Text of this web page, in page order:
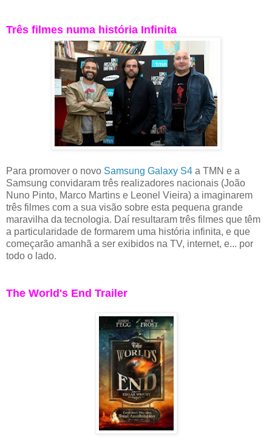
Três filmes numa história Infinita
Para promover o novo Samsung Galaxy S4 a TMN e a
Samsung convidaram três realizadores nacionais (João
Nuno Pinto, Marco Martins e Leonel Vieira) a imaginarem
três filmes com a sua visão sobre esta pequena grande
maravilha da tecnologia. Daí resultaram três filmes que têm
a particularidade de formarem uma história infinita, e que
começarão amanhã a ser exibidos na TV, internet, e... por
todo o lado.
The World's End Trailer